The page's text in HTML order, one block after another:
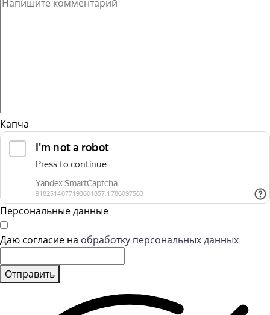
Капча
Персональные данные
Даю согласие на обработку персональных данных
Отправить